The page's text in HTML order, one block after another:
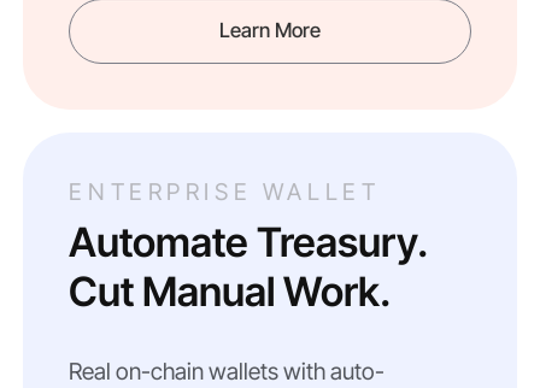
Learn More
ENTERPRISE WALLET
Automate Treasury.
Cut Manual Work.
Real on-chain wallets with auto-